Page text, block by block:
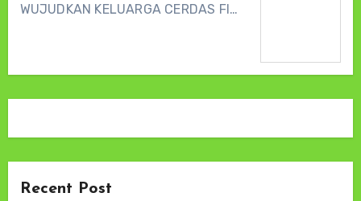
WUJUDKAN KELUARGA CERDAS FI…
Recent Post